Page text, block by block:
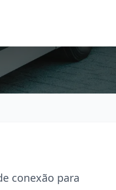
conexão para